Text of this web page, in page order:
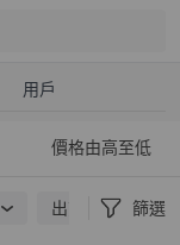
用戶
價格由高至低
出貨地點 篩選